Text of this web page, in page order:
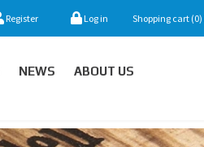
Register Log in Shopping cart (0)
NEWS
ABOUT US